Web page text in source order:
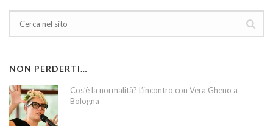
NON PERDERTI…
Cos’è la normalità? L’incontro con Vera Gheno a
Bologna